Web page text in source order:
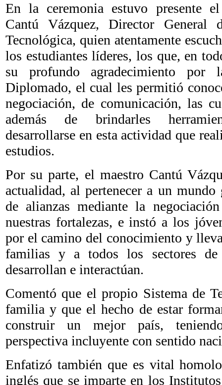
En la ceremonia estuvo presente
Cantú Vázquez, Director General
Tecnológica, quien atentamente
los estudiantes líderes, los que, en
su profundo agradecimiento por
Diplomado, el cual les permitió
negociación, de comunicación, las
además de brindarles
desarrollarse en esta actividad que
estudios.
Por su parte, el maestro Cantú
actualidad, al pertenecer a un
de alianzas mediante la
nuestras fortalezas, e instó a los
por el camino del conocimiento y
familias y a todos los sectores de
desarrollan e interactúan.
Comentó que el propio Sistema de
familia y que el hecho de estar
construir un mejor país,
perspectiva incluyente con sentido
Enfatizó también que es vital
inglés que se imparte en los